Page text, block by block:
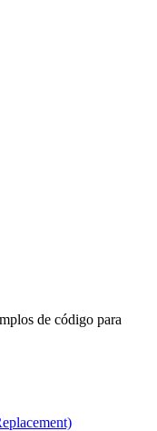
de código para